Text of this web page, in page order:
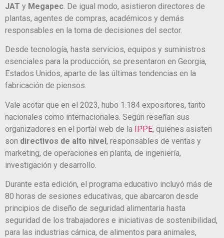
JAT y Megapec. De igual modo, asistieron directores de
plantas, agentes de compras, académicos y demás
responsables en la toma de decisiones del sector.
Desde tecnología, hasta servicios, equipos y suministros
esenciales para la producción, se presentaron en Georgia,
Estados Unidos, aparte de las últimas tendencias en la
fabricación de piensos.
Vale acotar que en el 2023, hubo 1.184 expositores, tanto
nacionales como internacionales. Según reseñan sus
organizadores en el portal web de la IPPE, quienes asisten
son directivos de alto nivel, responsables de ventas y
marketing, de operaciones en planta, de ingeniería,
investigación y desarrollo.
Durante esta edición, el programa educativo incluyó más de
80 horas de sesiones educativas, que abarcaron desde
principios de diseño de seguridad alimentaria hasta
seguridad de los trabajadores e iniciativas de sostenibilidad,
para las industrias cárnica, de alimentos para animales,